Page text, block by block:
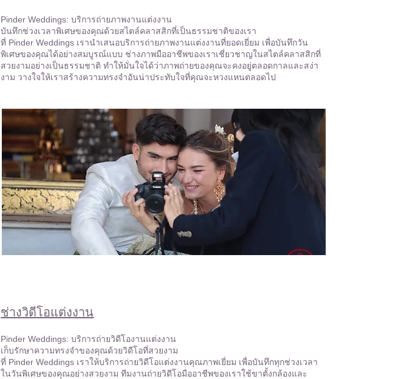
Pinder Weddings: บริการถ่ายภาพงานแต่งงาน
บันทึกช่วงเวลาพิเศษของคุณด้วยสไตล์คลาสสิกที่เป็นธรรมชาติของเรา
ที่ Pinder Weddings เรานำเสนอบริการถ่ายภาพงานแต่งงานที่ยอดเยี่ยม เพื่อบันทึกวัน
พิเศษของคุณได้อย่างสมบูรณ์แบบ ช่างภาพมืออาชีพของเราเชี่ยวชาญในสไตล์คลาสสิกที่
สวยงามอย่างเป็นธรรมชาติ ทำให้มั่นใจได้ว่าภาพถ่ายของคุณจะคงอยู่ตลอดกาลและสง่า
งาม วางใจให้เราสร้างความทรงจำอันน่าประทับใจที่คุณจะหวงแหนตลอดไป
ช่างวิดีโอแต่งงาน
Pinder Weddings: บริการถ่ายวิดีโองานแต่งงาน
เก็บรักษาความทรงจำของคุณด้วยวิดีโอที่สวยงาม
ที่ Pinder Weddings เราให้บริการถ่ายวิดีโอแต่งงานคุณภาพเยี่ยม เพื่อบันทึกทุกช่วงเวลา
ในวันพิเศษของคุณอย่างสวยงาม ทีมงานถ่ายวิดีโอมืออาชีพของเราใช้ขาตั้งกล้องและ